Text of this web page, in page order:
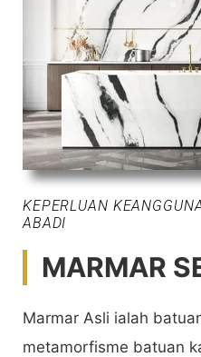
KEPERLUAN
ABADI
MARMAR
Marmar Asli ialah
metamorfisme batuan